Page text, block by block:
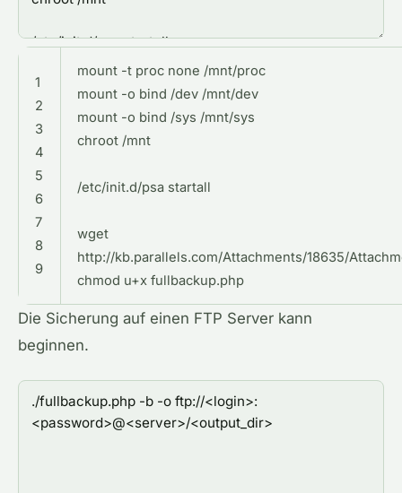
1
2
3
4
5
6
7
8
9
mount -t proc none /mnt/proc
mount -o bind /dev /mnt/dev
mount -o bind /sys /mnt/sys
chroot /mnt
/etc/init.d/psa startall
wget
http://kb.parallels.com/Attachments/18635/
chmod u+x fullbackup.php
Die Sicherung auf einen FTP Server kann
beginnen.